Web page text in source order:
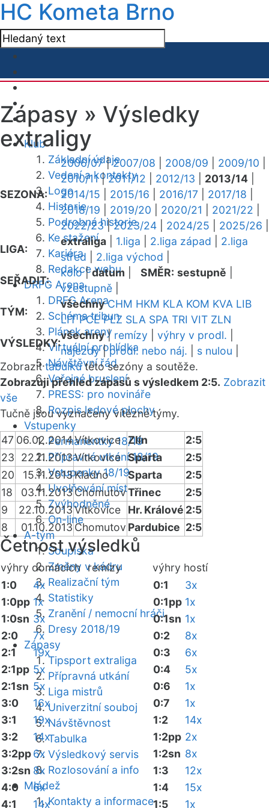
HC Kometa Brno
Klub
Základní údaje
Vedení a kontakty
Logo
Historie
Podrobná historie
Ke stažení
Kariéra
Redakce webu
DRFG Arena
DRFG Arena
Schéma tribun
Plánek areny
Virtuální prohlídka
Návštěvní řád
Veřejné bruslení
PRESS: pro novináře
Rozpis ledové plochy
Vstupenky
Permanentky 18/19
Přípravná utkání 18/19
Vstupenky 18/19
Uvolňování míst
Zvýhodněné
On-line
A-tým
Soupiska
Změny v kádru
Realizační tým
Statistiky
Zranění / nemocní hráči
Dresy 2018/19
Zápasy
Tipsport extraliga
Přípravná utkání
Liga mistrů
Univerzitní souboj
Návštěvnost
Tabulka
Výsledkový servis
Rozlosování a info
Mládež
Kontakty a informace
Zápasy » Výsledky
extraligy
SEZONA:
2006/07|2007/08 2008/09 2009/10
2010/11|2011/12 2012/13 2013/14
2014/15
2015/16 2016/17 2017/18
2018/19
2019/20 2020/21 2021/22
2022/23|2023/24 2024/25 2025/26
LIGA:
extraliga 1.liga 2.liga západ
2.liga
střed
2.liga východ
SEŘADIT:
kolo|datum SMĚR: sestupně
vzestupně
TÝM:
všechny CHM HKM KLA KOM KVA LIB
LIT PCE PLZ SLA SPA TRI VIT ZLN
VÝSLEDKY:
všechny| remízy výhry v prodl.
nájezdy|prodl. nebo náj. s nulou
Zobrazittabulkutéto sezóny a soutěže.
Zobrazuji přehled zápasů s výsledkem 2:5. Zobrazit
vše
Tučně jsou vyznačeny vítězné týmy.
47 06.02.2014Vítkovice Zlín
2:5
23
22.11.2013Vítkovice Sparta
2:5
20
15.11.2013Kladno Sparta
2:5
18
03.11.2013ChomutovTřinec
2:5
9
22.10.2013Vítkovice Hr. Králové 2:5
8
01.10.2013Chomutov Pardubice 2:5
Četnost výsledků
výhry domácíchremízy výhry hostí
1:0
4x
1:0pp 1x
1:0sn 3x
2:0
7x
2:1
19x
2:1pp 5x
2:1sn 5x
3:0
16x
3:1
19x
3:2
14x
3:2pp6x
3:2sn 8x
4:0
6x
4:1
14x
0:1
3x
0:1pp 1x
0:1sn 1x
0:2
8x
0:3
6x
0:4
5x
0:6
1x
0:7
1x
1:2
14x
1:2pp 2x
1:2sn 8x
1:3
12x
1:4
15x
1:5
1x